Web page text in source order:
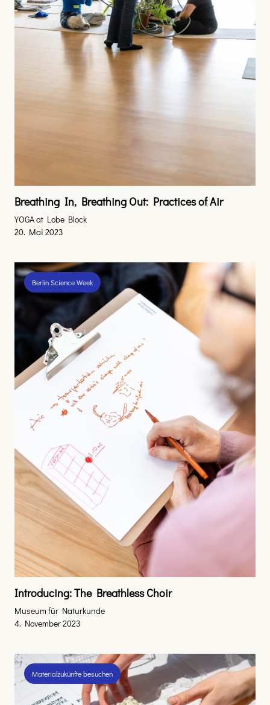
Breathing In, Breathing Out: Practices of Air
YOGA at Lobe Block
20. Mai 2023
Berlin Science Week
Introducing: The Breathless Choir
Museum für Naturkunde
4. November 2023
Materialzukünfte besuchen